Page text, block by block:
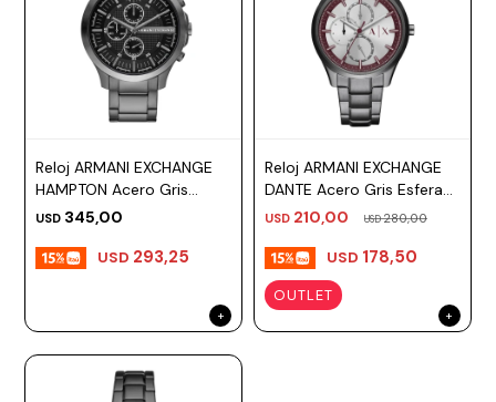
Reloj ARMANI EXCHANGE
HAMPTON Acero Gris
Esfera 46mm
USD 345,00
USD 293,25
Reloj ARMANI EXCHANGE
DANTE Acero Gris Esfera
42mm
USD 210,00 USD280,00
USD 178,50
OUTLET